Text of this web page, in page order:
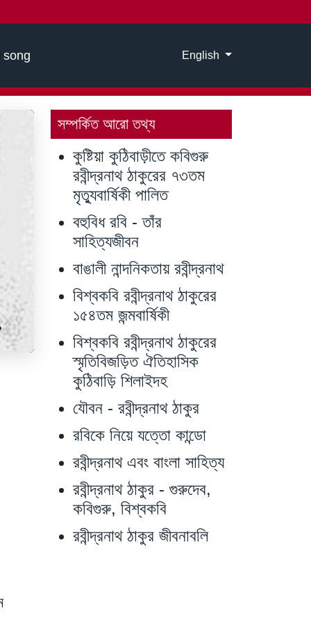
song Select your language
English
সম্পর্কিত আরো তথ্য
কুষ্টিয়া কুঠিবাড়ীতে কবিগুরু
রবীন্দ্রনাথ ঠাকুরের ৭৩তম
মৃত্যুবার্ষিকী পালিত
বহুবিধ রবি - তাঁর
সাহিত্যজীবন
বাঙালী নান্দনিকতায় রবীন্দ্রনাথ
বিশ্বকবি রবীন্দ্রনাথ ঠাকুরের
১৫৪তম জন্মবার্ষিকী
বিশ্বকবি রবীন্দ্রনাথ ঠাকুরের
স্মৃতিবিজড়িত ঐতিহাসিক
কুঠিবাড়ি শিলাইদহ
যৌবন - রবীন্দ্রনাথ ঠাকুর
রবিকে নিয়ে যত্তো কান্ডো
রবীন্দ্রনাথ এবং বাংলা সাহিত্য
রবীন্দ্রনাথ ঠাকুর - গুরুদেব,
কবিগুরু, বিশ্বকবি
রবীন্দ্রনাথ ঠাকুর জীবনাবলি